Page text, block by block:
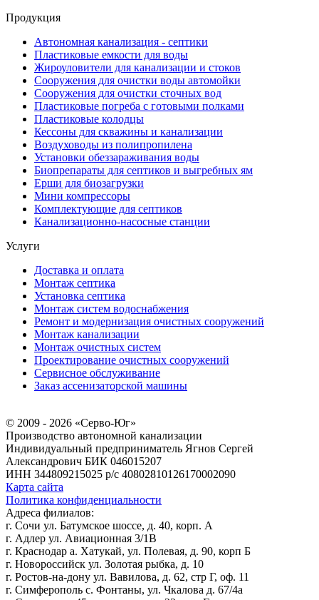
Продукция
Автономная канализация - септики
Пластиковые емкости для воды
Жироуловители для канализации и стоков
Сооружения для очистки воды автомойки
Сооружения для очистки сточных вод
Пластиковые погреба с готовыми полками
Пластиковые колодцы
Кессоны для скважины и канализации
Воздуховоды из полипропилена
Установки обеззараживания воды
Биопрепараты для септиков и выгребных ям
Ерши для биозагрузки
Мини компрессоры
Комплектующие для септиков
Канализационно-насосные станции
Услуги
Доставка и оплата
Монтаж септика
Установка септика
Монтаж систем водоснабжения
Ремонт и модернизация очистных сооружений
Монтаж канализации
Монтаж очистных систем
Проектирование очистных сооружений
Сервисное обслуживание
Заказ ассенизаторской машины
© 2009 - 2026 «Серво-Юг»
Производство автономной канализации
Индивидуальный предприниматель Ягнов Сергей
Александрович БИК 046015207
ИНН 344809215025 р/с 40802810126170002090
Карта сайта
Политика конфиденциальности
Адреса филиалов:
г. Сочи ул. Батумское шоссе, д. 40, корп. А
г. Адлер ул. Авиационная 3/1В
г. Краснодар а. Хатукай, ул. Полевая, д. 90, корп Б
г. Новороссийск ул. Золотая рыбка, д. 10
г. Ростов-на-дону ул. Вавилова, д. 62, стр Г, оф. 11
г. Симферополь с. Фонтаны, ул. Чкалова д. 67/4а